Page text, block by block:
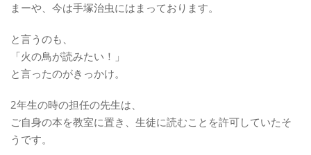
まーや、今は手塚治虫にはまっております。
と言うのも、
「火の鳥が読みたい！」
と言ったのがきっかけ。
2年生の時の担任の先生は、
ご自身の本を教室に置き、生徒に読むことを許可していたそ
うです。